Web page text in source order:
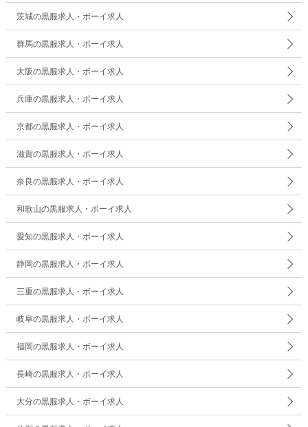
茨城の黒服求人・ボーイ求人
群馬の黒服求人・ボーイ求人
大阪の黒服求人・ボーイ求人
兵庫の黒服求人・ボーイ求人
京都の黒服求人・ボーイ求人
滋賀の黒服求人・ボーイ求人
奈良の黒服求人・ボーイ求人
和歌山の黒服求人・ボーイ求人
愛知の黒服求人・ボーイ求人
静岡の黒服求人・ボーイ求人
三重の黒服求人・ボーイ求人
岐阜の黒服求人・ボーイ求人
福岡の黒服求人・ボーイ求人
長崎の黒服求人・ボーイ求人
大分の黒服求人・ボーイ求人